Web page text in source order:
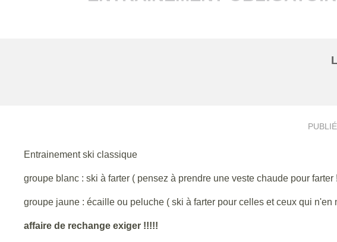
Entrainement ski classique
groupe blanc : ski à farter ( pensez à prendre une veste chaude pour farter
groupe jaune : écaille ou peluche ( ski à farter pour celles et ceux qui n'en
affaire de rechange exiger !!!!!